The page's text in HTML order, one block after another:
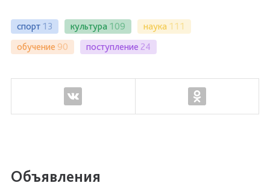
спорт 13 культура 109 наука 111
обучение 90 поступление 24
Объявления